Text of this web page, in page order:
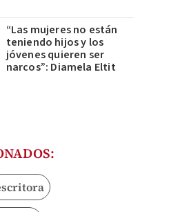
“Las mujeres no están
teniendo hijos y los
jóvenes quieren ser
narcos”: Diamela Eltit